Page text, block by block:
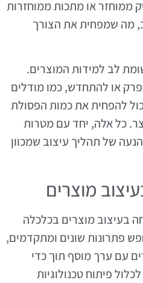
ממוחזר או מתכות ממוחזרות
מה שמפחית את הצורך
לב למידות המוצרים.
או להתחדש, כמו מודלים
להפחית את כמות הפסולת
כל אלה, יחד עם מטרות
של תהליך עיצוב שמכוון
מוצרים
בעיצוב מוצרים בכלכלה
פתרונות שונים ומתקדמים,
עם ערך מוסף תוך כדי
פיתוח טכנולוגיות